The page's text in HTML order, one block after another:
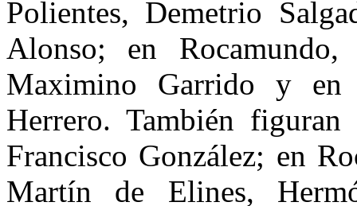
Polientes, Deme­trio
Alonso; en
Maxi­mino Garrido y en
Herrero. También figuran
Francisco González; en
Martín de Elines,